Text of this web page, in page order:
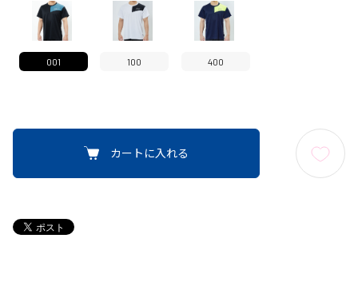
001 100 400
カートに入れる